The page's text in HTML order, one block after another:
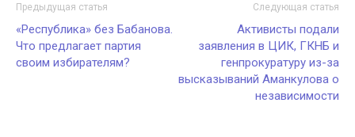
Предыдущая статья
«Республика» без Бабанова.
Что предлагает партия
своим избирателям?
Следующая статья
Активисты подали
заявления в ЦИК, ГКНБ и
генпрокуратуру из-за
высказываний Аманкулова о
независимости